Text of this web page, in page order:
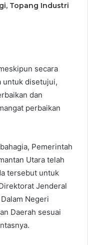
Topang Industri
secara
untuk disetujui,
dan
perbaikan
Pemerintah
Utara telah
tersebut untuk
Jenderal
Negeri
Daerah sesuai